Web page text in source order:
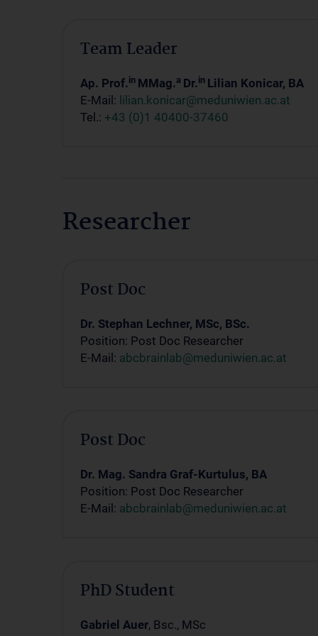
Team Leader
Ap. Prof.in MMag.a Dr.in Lilian Konicar, BA
E-Mail: lilian.konicar@meduniwien.ac.at
Tel.: +43 (0)1 40400-37460
Researcher
Post Doc
Dr. Stephan Lechner, MSc, BSc.
Position: Post Doc Researcher
E-Mail: abcbrainlab@meduniwien.ac.at
Post Doc
Dr. Mag. Sandra Graf-Kurtulus, BA
Position: Post Doc Researcher
E-Mail: abcbrainlab@meduniwien.ac.at
PhD Student
Gabriel Auer, Bsc., MSc